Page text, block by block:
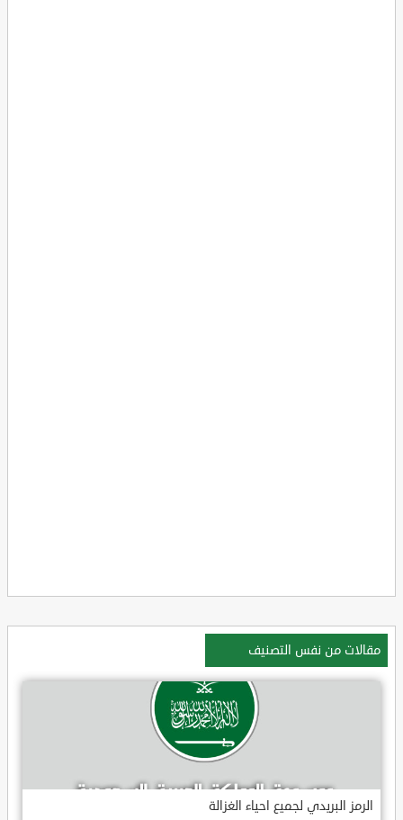
مقالات من نفس التصنيف
الرمز البريدي لجميع احياء الغزالة